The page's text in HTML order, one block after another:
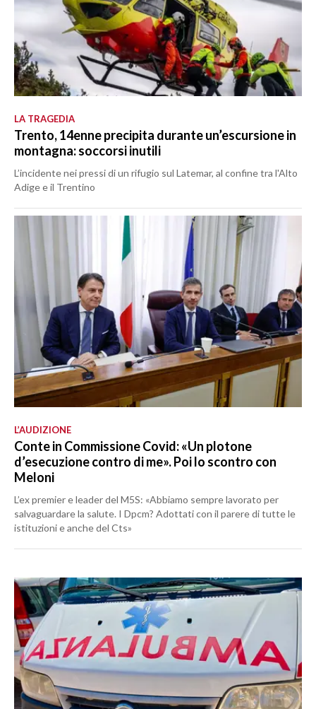
LA TRAGEDIA
Trento, 14enne precipita durante un’escursione in
montagna: soccorsi inutili
L’incidente nei pressi di un rifugio sul Latemar, al confine tra l'Alto
Adige e il Trentino
L’AUDIZIONE
Conte in Commissione Covid: «Un plotone
d’esecuzione contro di me». Poi lo scontro con
Meloni
L’ex premier e leader del M5S: «Abbiamo sempre lavorato per
salvaguardare la salute. I Dpcm? Adottati con il parere di tutte le
istituzioni e anche del Cts»